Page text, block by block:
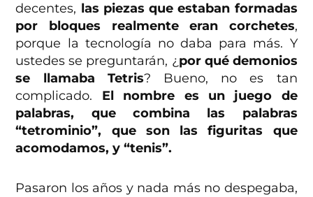
decentes, las piezas que estaban formadas
por bloques realmente eran corchetes,
porque la tecnología no daba para más. Y
ustedes se preguntarán, ¿por qué demonios
se llamaba Tetris? Bueno, no es tan
complicado. El nombre es un juego de
palabras, que combina las palabras
“tetrominio”, que son las figuritas que
acomodamos, y “tenis”.
Pasaron los años y nada más no despegaba,